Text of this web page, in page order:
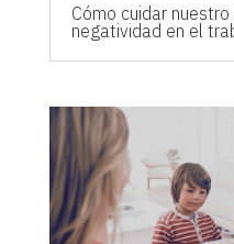
Cómo cuidar
negatividad en el